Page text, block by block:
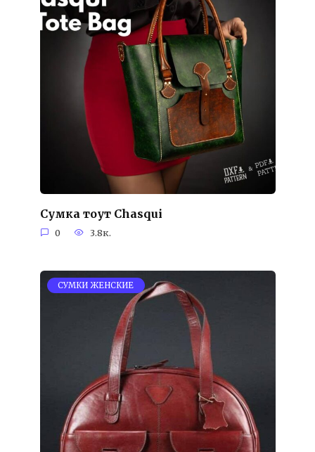
Сумка тоут Chasqui
0 3.8к.
СУМКИ ЖЕНСКИЕ